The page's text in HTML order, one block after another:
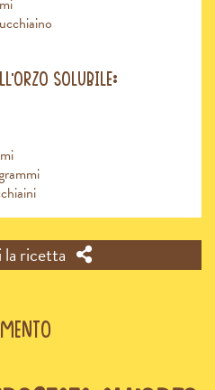
solubile:
ricetta